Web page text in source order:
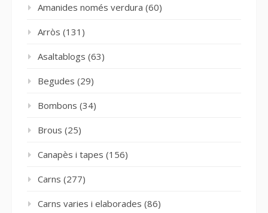
Amanides només verdura (60)
Arròs (131)
Asaltablogs (63)
Begudes (29)
Bombons (34)
Brous (25)
Canapès i tapes (156)
Carns (277)
Carns varies i elaborades (86)